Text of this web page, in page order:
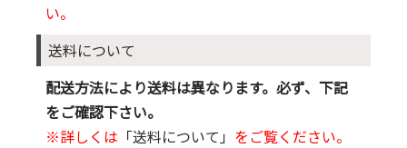
い。
送料について
配送方法により送料は異なります。必ず、下記
をご確認下さい。
※詳しくは 「送料について」 をご覧ください。